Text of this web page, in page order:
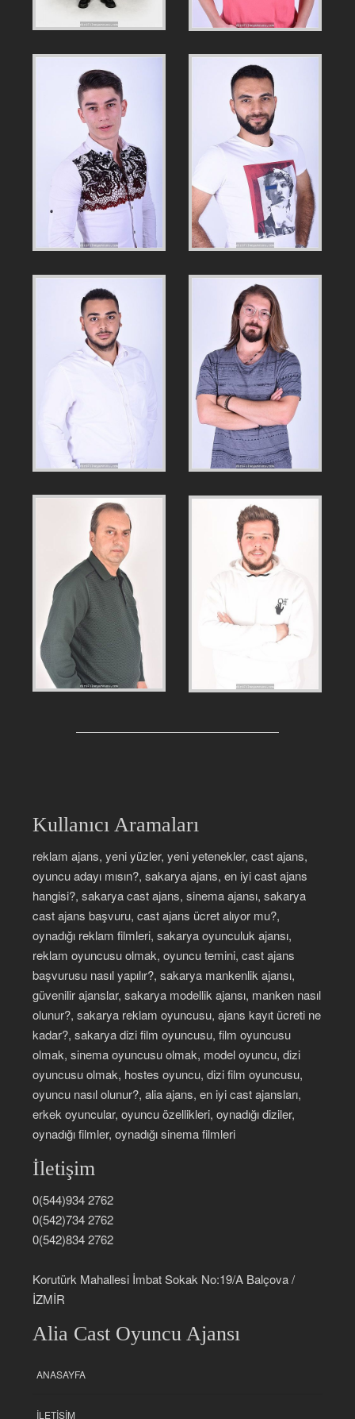
Kullanıcı Aramaları
reklam ajans, yeni yüzler, yeni yetenekler, cast ajans,
oyuncu adayı mısın?, sakarya ajans, en iyi cast ajans
hangisi?, sakarya cast ajans, sinema ajansı, sakarya
cast ajans başvuru, cast ajans ücret alıyor mu?,
oynadığı reklam filmleri, sakarya oyunculuk ajansı,
reklam oyuncusu olmak, oyuncu temini, cast ajans
başvurusu nasıl yapılır?, sakarya mankenlik ajansı,
güvenilir ajanslar, sakarya modellik ajansı, manken nasıl
olunur?, sakarya reklam oyuncusu, ajans kayıt ücreti ne
kadar?, sakarya dizi film oyuncusu, film oyuncusu
olmak, sinema oyuncusu olmak, model oyuncu, dizi
oyuncusu olmak, hostes oyuncu, dizi film oyuncusu,
oyuncu nasıl olunur?, alia ajans, en iyi cast ajansları,
erkek oyuncular, oyuncu özellikleri, oynadığı diziler,
oynadığı filmler, oynadığı sinema filmleri
İletişim
0(544)934 2762
0(542)734 2762
0(542)834 2762
Korutürk Mahallesi İmbat Sokak No:19/A Balçova /
İZMİR
Alia Cast Oyuncu Ajansı
ANASAYFA
İLETIŞIM